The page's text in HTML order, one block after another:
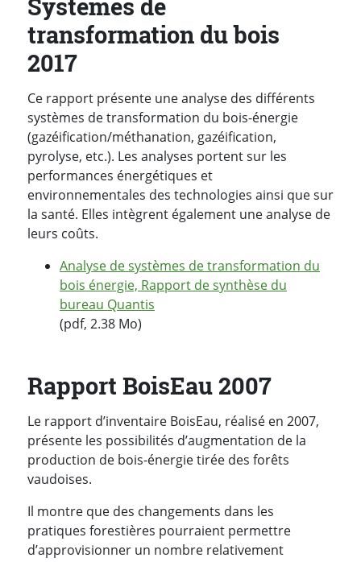
transformation du bois
2017
Ce rapport présente une analyse des différents
systèmes de transformation du bois-énergie
(gazéification/méthanation, gazéification,
pyrolyse, etc.). Les analyses portent sur les
performances énergétiques et
environnementales des technologies ainsi que sur
la santé. Elles intègrent également une analyse de
leurs coûts.
Analyse de systèmes de transformation du
bois énergie, Rapport de synthèse du
bureau Quantis
(pdf, 2.38 Mo)
Rapport BoisEau 2007
Le rapport d’inventaire BoisEau, réalisé en 2007,
présente les possibilités d’augmentation de la
production de bois-énergie tirée des forêts
vaudoises.
Il montre que des changements dans les
pratiques forestières pourraient permettre
d’approvisionner un nombre relativement